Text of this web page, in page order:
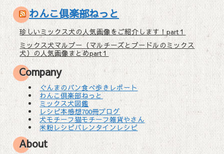
わんこ倶楽部ねっと
珍しいミックス犬の人気画像をご紹介します！part１
ミックス犬マルプー（マルチーズとプードルのミックス
犬）の人気画像まとめpart１
Company
ぐんまのパン食べ歩きレポート
わんこ倶楽部ねっと
ミックス犬図鑑
レシピ本感想700冊ブログ
犬モチーフ猫モチーフ雑貨やさん
米粉レシピバレンタインレシピ
About